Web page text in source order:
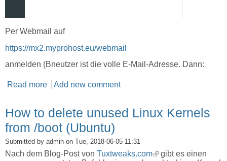
Per Webmail auf
https://mx2.myprohost.eu/webmail
anmelden (Bneutzer ist die volle E-Mail-Adresse. Dann:
Read more about Wie kann ich bei myProHost.eu das
Add new comment
How to delete unused Linux Kernels
from /boot (Ubuntu)
Submitted by admin on Tue, 2018-06-05 11:31
Nach dem Blog-Post von Tuxtweaks.com(link is external)
gibt es einen